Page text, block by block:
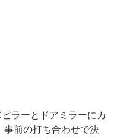
ラーとドアミラーにカ
事前の打ち合わせで決